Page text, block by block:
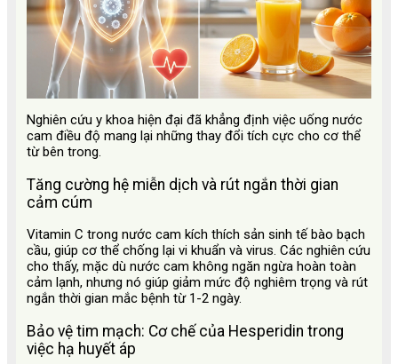
Nghiên cứu y khoa hiện đại đã khẳng định việc uống nước
cam điều độ mang lại những thay đổi tích cực cho cơ thể
từ bên trong.
Tăng cường hệ miễn dịch và rút ngắn thời gian
cảm cúm
Vitamin C trong nước cam kích thích sản sinh tế bào bạch
cầu, giúp cơ thể chống lại vi khuẩn và virus. Các nghiên cứu
cho thấy, mặc dù nước cam không ngăn ngừa hoàn toàn
cảm lạnh, nhưng nó giúp giảm mức độ nghiêm trọng và rút
ngắn thời gian mắc bệnh từ 1-2 ngày.
Bảo vệ tim mạch: Cơ chế của Hesperidin trong
việc hạ huyết áp